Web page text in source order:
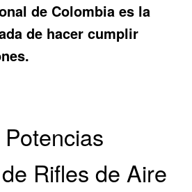
de Colombia es la
de hacer cumplir
Rifles de Aire